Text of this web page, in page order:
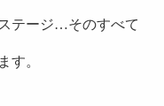
テージ…そのすべて
す。